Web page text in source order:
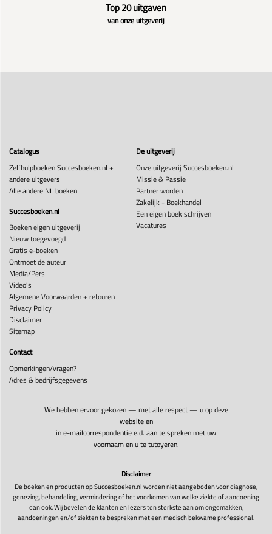
Top 20 uitgaven
van onze uitgeverij
Catalogus
Zelfhulpboeken Succesboeken.nl +
andere uitgevers
Alle andere NL boeken
Succesboeken.nl
Boeken eigen uitgeverij
Nieuw toegevoegd
Gratis e-boeken
Ontmoet de auteur
Media/Pers
Video's
Algemene Voorwaarden + retouren
Privacy Policy
Disclaimer
Sitemap
De uitgeverij
Onze uitgeverij Succesboeken.nl
Missie & Passie
Partner worden
Zakelijk - Boekhandel
Een eigen boek schrijven
Vacatures
Contact
Opmerkingen/vragen?
Adres & bedrijfsgegevens
We hebben ervoor gekozen — met alle respect — u op deze
website en
in e-mailcorrespondentie e.d. aan te spreken met uw
voornaam en u te tutoyeren.
Disclaimer
De boeken en producten op Succesboeken.nl worden niet aangeboden voor diagnose,
genezing, behandeling, vermindering of het voorkomen van welke ziekte of aandoening
dan ook. Wij bevelen de klanten en lezers ten sterkste aan om ongemakken,
aandoeningen en/of ziekten te bespreken met een medisch bekwame professional.